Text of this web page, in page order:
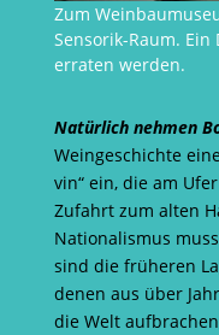
Zum
Sensorik-Raum.
erraten werden.
Natürlich nehmen
Weingeschichte
vin“ ein, die am
Zufahrt zum alten
Nationalismus
sind die früheren
denen aus über
die Welt